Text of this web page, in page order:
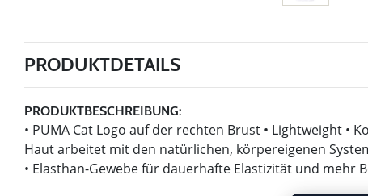
PRODUKTDETAILS
PRODUKTBESCHREIBUNG:
• PUMA Cat Logo auf der rechten Brust • Lightweight
Haut arbeitet mit den natürlichen, körpereigenen
• Elasthan-Gewebe für dauerhafte Elastizität und mehr